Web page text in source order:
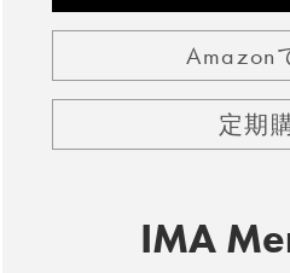
Amazon
定期
IMA